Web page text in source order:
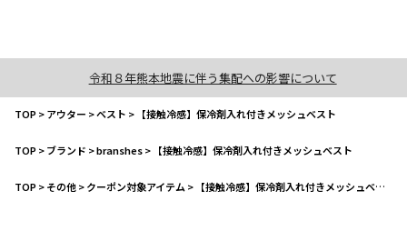
令和８年熊本地震に伴う集配への影響について
TOP>アウター >ベスト > 【接触冷感】保冷剤入れ付きメッシュベスト
TOP>ブランド >branshes> 【接触冷感】保冷剤入れ付きメッシュベスト
TOP>その他>クーポン対象アイテム > 【接触冷感】保冷剤入れ付きメッシュベスト